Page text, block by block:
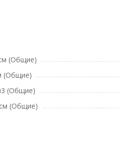
(Общие)
(Общие)
(Общие)
(Общие)